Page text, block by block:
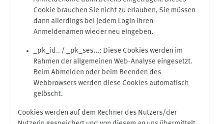
Cookie brauchen Sie nicht zu erlauben, Sie müssen
dann allerdings bei jedem Login Ihren
Anmeldenamen wieder neu eingeben.
_pk_id.. / _pk_ses...: Diese Cookies werden im
Rahmen der allgemeinen Web-Analyse eingesetzt.
Beim Abmelden oder beim Beenden des
Webbrowsers werden diese Cookies automatisch
gelöscht.
Cookies werden auf dem Rechner des Nutzers/der